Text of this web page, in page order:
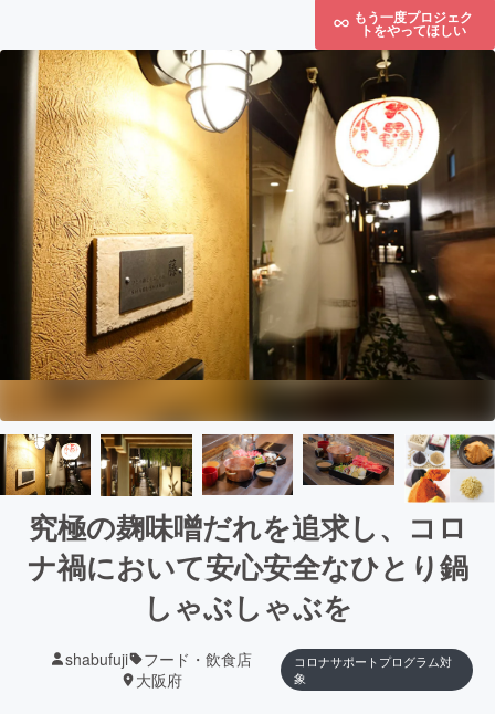
もう一度プロジェク
トをやってほしい
究極の麹味噌だれを追求し、コロ
ナ禍において安心安全なひとり鍋
しゃぶしゃぶを
shabufuji
フード・飲食店
大阪府
コロナサポートプログラム対
象